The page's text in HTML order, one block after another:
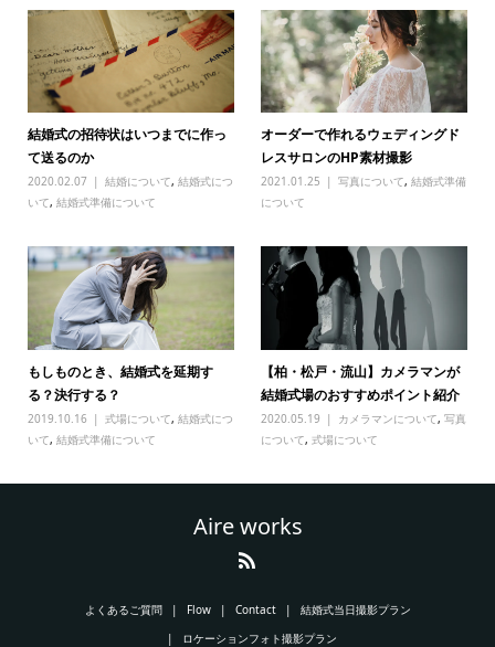
結婚式の招待状はいつまでに作っ
て送るのか
2020.02.07 結婚について, 結婚式につ
いて, 結婚式準備について
オーダーで作れるウェディングド
レスサロンのHP素材撮影
2021.01.25 写真について,結婚式準備
について
もしものとき、結婚式を延期す
る？決行する？
2019.10.16 式場について, 結婚式につ
いて, 結婚式準備について
【柏・松戸・流山】カメラマンが
結婚式場のおすすめポイント紹介
2020.05.19 カメラマンについて,写真
について,式場について
Aire works
よくあるご質問 Flow Contact
結婚式当日撮影プラン
ロケーションフォト撮影プラン